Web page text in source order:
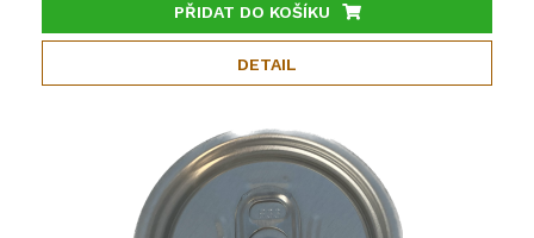
PŘIDAT DO KOŠÍKU
DETAIL